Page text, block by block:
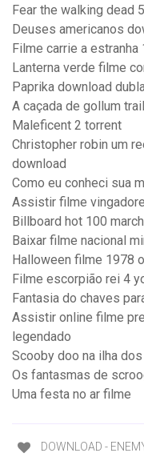
Fear the walking dead
Deuses americanos
Filme carrie a
Lanterna verde filme
Paprika download
A caçada de gollum
Maleficent 2 torrent
Christopher robin um
download
Como eu conheci sua
Assistir filme
Billboard hot 100
Baixar filme nacional
Halloween filme 1978
Filme escorpião rei 4
Fantasia do chaves
Assistir online filme
legendado
Scooby doo na ilha
Os fantasmas de
Uma festa no ar filme
DOWNLOAD -